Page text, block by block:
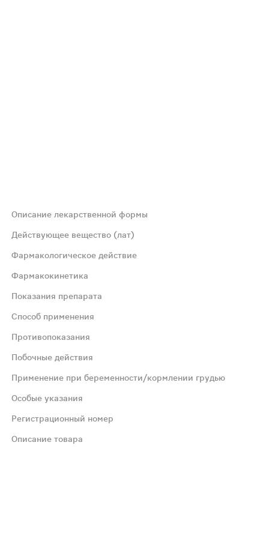
действия связывают с
с образованием активного
Взрослые Взрослым при депрессии начальная
и внутрижелудочковой
Описание лекарственной формы
Действующее вещество (лат)
Фармакологическое действие
Фармакокинетика
Показания препарата
Способ применения
Противопоказания
Побочные действия
Применение при беременности/кормлении грудью
Особые указания
Регистрационный номер
Описание товара